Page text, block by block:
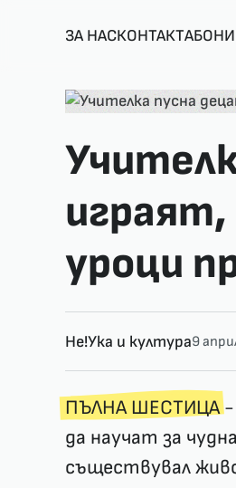
ЗА НАСКОНТАКТ
играят,
уроци
Не!Ука и култура9
ПЪЛНА ШЕСТИЦА-
да научат за
съществувал